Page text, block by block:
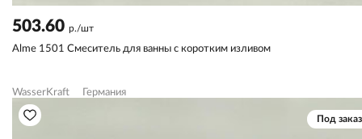
503.60 р./шт
Alme 1501 Смеситель для ванны с коротким изливом
WasserKraft Германия
Под заказ